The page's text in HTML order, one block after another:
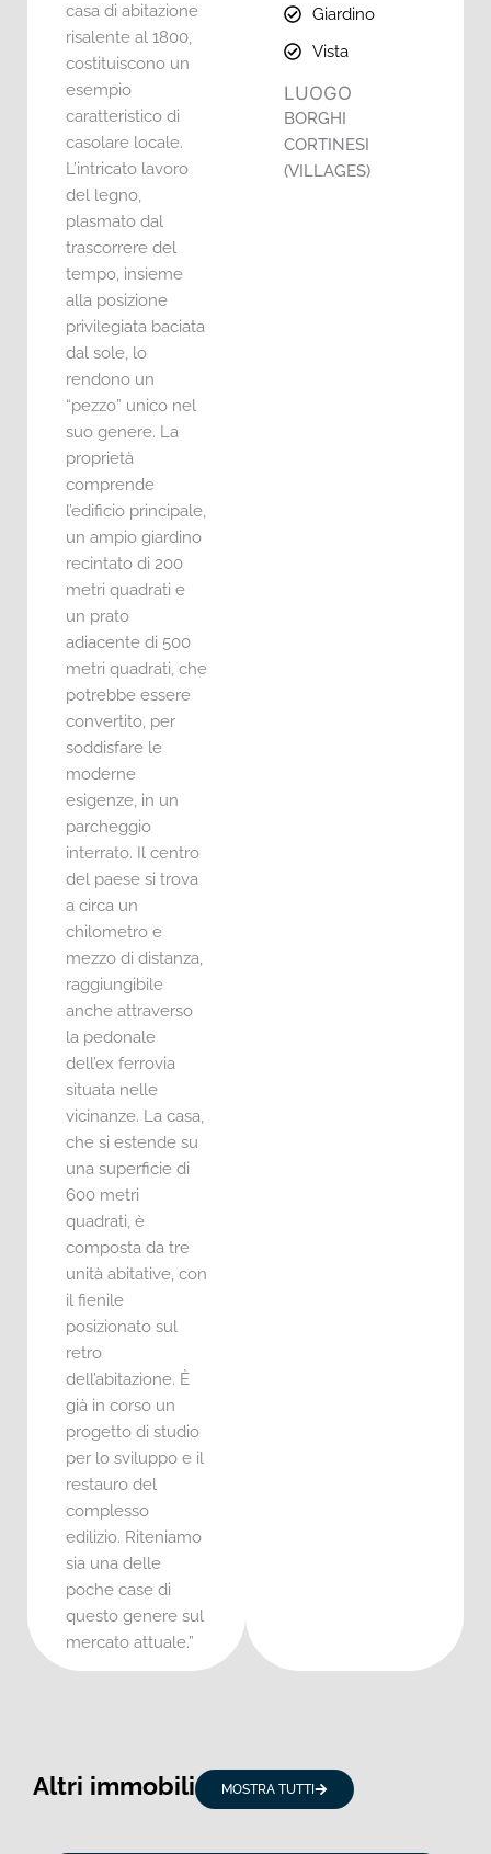
casa di abitazione
risalente al 1800,
costituiscono un
esempio
caratteristico di
casolare locale.
L’intricato lavoro
del legno,
plasmato dal
trascorrere del
tempo, insieme
alla posizione
privilegiata baciata
dal sole, lo
rendono un
“pezzo” unico nel
suo genere. La
proprietà
comprende
l’edificio principale,
un ampio giardino
recintato di 200
metri quadrati e
un prato
adiacente di 500
metri quadrati, che
potrebbe essere
convertito, per
soddisfare le
moderne
esigenze, in un
parcheggio
interrato. Il centro
del paese si trova
a circa un
chilometro e
mezzo di distanza,
raggiungibile
anche attraverso
la pedonale
dell’ex ferrovia
situata nelle
vicinanze. La casa,
che si estende su
una superficie di
600 metri
quadrati, è
composta da tre
unità abitative, con
il fienile
posizionato sul
retro
dell’abitazione. È
già in corso un
progetto di studio
per lo sviluppo e il
restauro del
complesso
edilizio. Riteniamo
sia una delle
poche case di
questo genere sul
mercato attuale.”
Giardino
Vista
LUOGO
BORGHI
CORTINESI
(VILLAGES)
Altri immobili MOSTRA TUTTI